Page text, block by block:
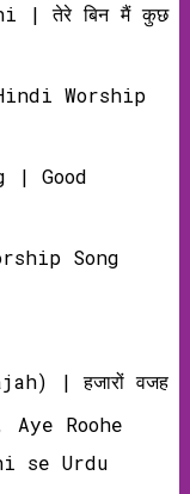
| तेरे बिन मैं कुछ
Worship
| Good
Song
| हजारों वजह
Roohe
se Urdu